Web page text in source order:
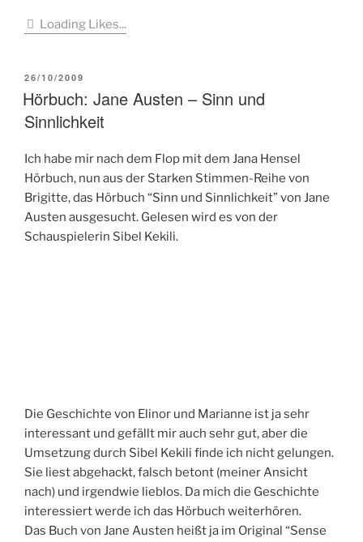
Loading Likes...
VERÖFFENTLICHT
AM
26/10/2009
Hörbuch: Jane Austen – Sinn und
Sinnlichkeit
Ich habe mir nach dem Flop mit dem Jana Hensel
Hörbuch, nun aus der Starken Stimmen-Reihe von
Brigitte, das Hörbuch “Sinn und Sinnlichkeit” von Jane
Austen ausgesucht. Gelesen wird es von der
Schauspielerin Sibel Kekili.
Die Geschichte von Elinor und Marianne ist ja sehr
interessant und gefällt mir auch sehr gut, aber die
Umsetzung durch Sibel Kekili finde ich nicht gelungen.
Sie liest abgehackt, falsch betont (meiner Ansicht
nach) und irgendwie lieblos. Da mich die Geschichte
interessiert werde ich das Hörbuch weiterhören.
Das Buch von Jane Austen heißt ja im Original “Sense